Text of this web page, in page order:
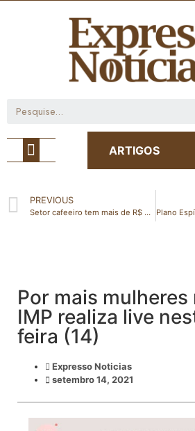
ARTIGOS
PREVIOUS
Setor cafeeiro tem mais de R$ 4,6 bilhões em linhas de crédito por meio do Funcafé
Por mais mulheres
IMP realiza live
feira (14)
Expresso Noticias
setembro 14, 2021